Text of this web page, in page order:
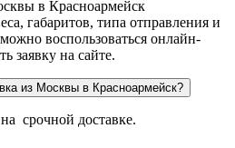
в Красноармейск
габаритов, типа отправления и
воспользоваться онлайн-
заявку на сайте.
из Москвы в Красноармейск?
срочной доставке.